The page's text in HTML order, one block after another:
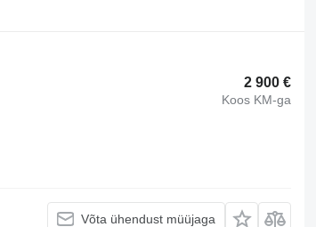
2 900 €
Koos KM-ga
Võta ühendust müüjaga